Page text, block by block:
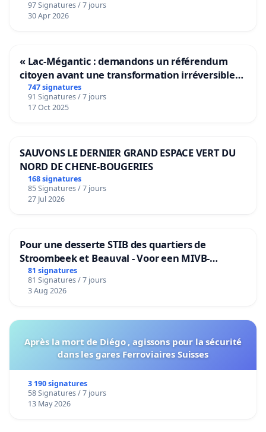
97 Signatures / 7 jours
30 Apr 2026
« Lac-Mégantic : demandons un référendum
citoyen avant une transformation irréversible
de notre territoire »
747 signatures
91 Signatures / 7 jours
17 Oct 2025
SAUVONS LE DERNIER GRAND ESPACE VERT DU
NORD DE CHENE-BOUGERIES
168 signatures
85 Signatures / 7 jours
27 Jul 2026
Pour une desserte STIB des quartiers de
Stroombeek et Beauval - Voor een MIVB-
bediening van de wijken Strombeek en Het
Voor
81 signatures
81 Signatures / 7 jours
3 Aug 2026
Après la mort de Diégo , agissons pour la sécurité
dans les gares Ferroviaires Suisses
3 190 signatures
58 Signatures / 7 jours
13 May 2026